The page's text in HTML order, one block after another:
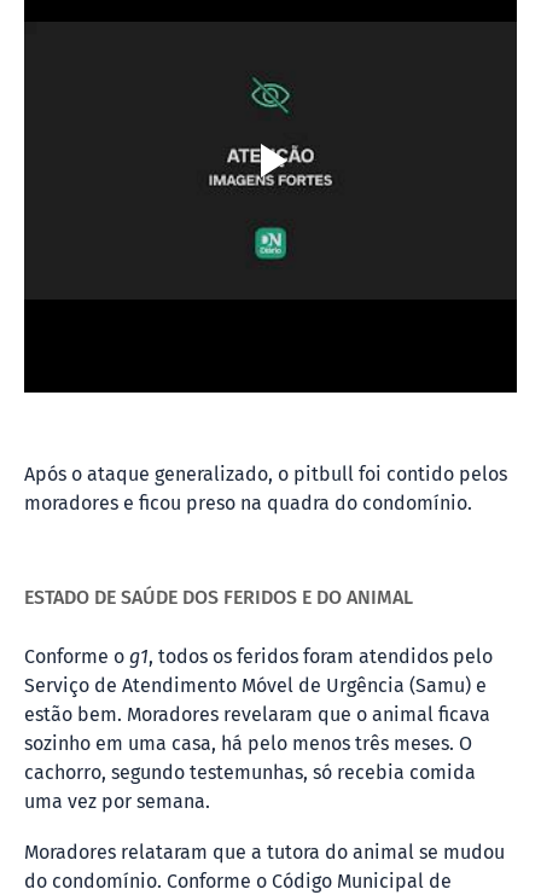
Após o ataque generalizado, o pitbull foi contido pelos
moradores e ficou preso na quadra do condomínio.
ESTADO DE SAÚDE DOS FERIDOS E DO ANIMAL
Conforme o g1, todos os feridos foram atendidos pelo
Serviço de Atendimento Móvel de Urgência (Samu) e
estão bem. Moradores revelaram que o animal ficava
sozinho em uma casa, há pelo menos três meses. O
cachorro, segundo testemunhas, só recebia comida
uma vez por semana.
Moradores relataram que a tutora do animal se mudou
do condomínio. Conforme o Código Municipal de